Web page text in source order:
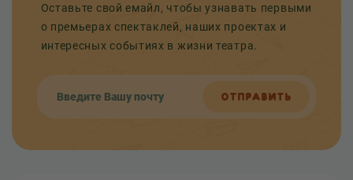
Оставьте свой емайл, чтобы узнавать первыми
о премьерах спектаклей, наших проектах и
интересных событиях в жизни театра.
ОТПРАВИТЬ